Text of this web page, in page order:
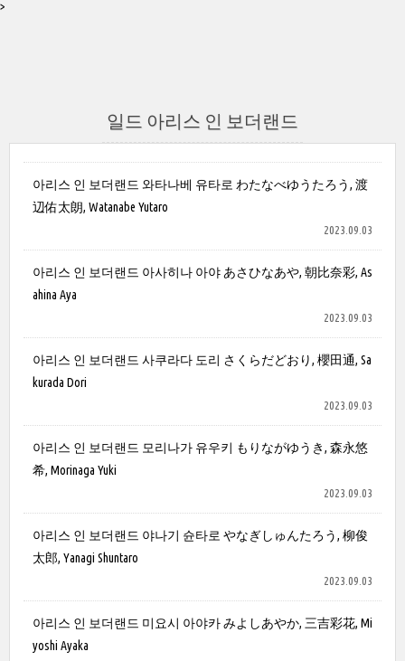
>
일드 아리스 인 보더랜드
아리스 인 보더랜드 와타나베 유타로 わたなべゆうたろう, 渡
辺佑太朗, Watanabe Yutaro
2023.09.03
아리스 인 보더랜드 아사히나 아야 あさひなあや, 朝比奈彩, As
ahina Aya
2023.09.03
아리스 인 보더랜드 사쿠라다 도리 さくらだどおり, 櫻田通, Sa
kurada Dori
2023.09.03
아리스 인 보더랜드 모리나가 유우키 もりながゆうき, 森永悠
希, Morinaga Yuki
2023.09.03
아리스 인 보더랜드 야나기 슌타로 やなぎしゅんたろう, 柳俊
太郎, Yanagi Shuntaro
2023.09.03
아리스 인 보더랜드 미요시 아야카 みよしあやか, 三吉彩花, Mi
yoshi Ayaka